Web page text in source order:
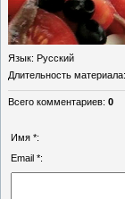
Язык: Русский
Длительность материала
Всего комментариев: 0
Имя *:
Email *: